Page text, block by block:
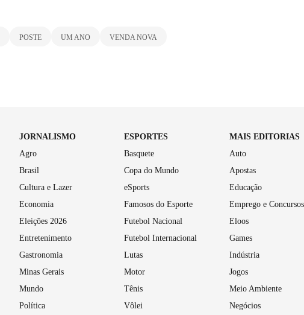
POSTE UM ANO VENDA NOVA
JORNALISMO
Agro
Brasil
Cultura e Lazer
Economia
Eleições 2026
Entretenimento
Gastronomia
Minas Gerais
Mundo
Política
ESPORTES
Basquete
Copa do Mundo
eSports
Famosos do Esporte
Futebol Nacional
Futebol Internacional
Lutas
Motor
Tênis
Vôlei
MAIS EDITORIAS
Auto
Apostas
Educação
Emprego e Concursos
Eloos
Games
Indústria
Jogos
Meio Ambiente
Negócios